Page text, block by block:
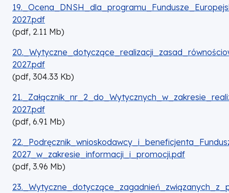
DOKUMENT
2027.pdf
(pdf, 2.11 Mb)
DOKUMENT
2027.pdf
(pdf, 304.33 Kb)
DOKUMENT
2027.pdf
(pdf, 6.91 Mb)
DOKUMENT
2027_w_zakresie_informacji_i_promocji.pdf
(pdf, 3.96 Mb)
DOKUMENT